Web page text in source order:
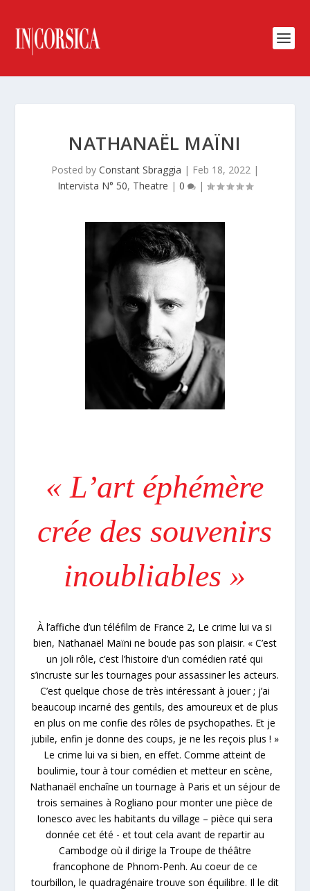
NATHANAËL MAÏNI
Posted by Constant Sbraggia | Feb 18, 2022 |
Intervista N° 50, Theatre | 0 |
« L’art éphémère
crée des souvenirs
inoubliables »
À l’affiche d’un téléfilm de France 2, Le crime lui va si
bien, Nathanaël Maïni ne boude pas son plaisir. « C’est
un joli rôle, c’est l’histoire d’un comédien raté qui
s’incruste sur les tournages pour assassiner les acteurs.
C’est quelque chose de très intéressant à jouer ; j’ai
beaucoup incarné des gentils, des amoureux et de plus
en plus on me confie des rôles de psychopathes. Et je
jubile, enfin je donne des coups, je ne les reçois plus ! »
Le crime lui va si bien, en effet. Comme atteint de
boulimie, tour à tour comédien et metteur en scène,
Nathanaël enchaîne un tournage à Paris et un séjour de
trois semaines à Rogliano pour monter une pièce de
Ionesco avec les habitants du village – pièce qui sera
donnée cet été - et tout cela avant de repartir au
Cambodge où il dirige la Troupe de théâtre
francophone de Phnom-Penh. Au coeur de ce
tourbillon, le quadragénaire trouve son équilibre. Il le dit